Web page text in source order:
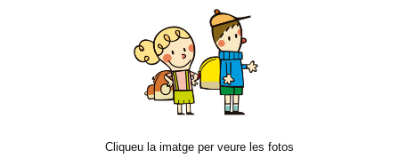
Cliqueu la imatge per veure les fotos